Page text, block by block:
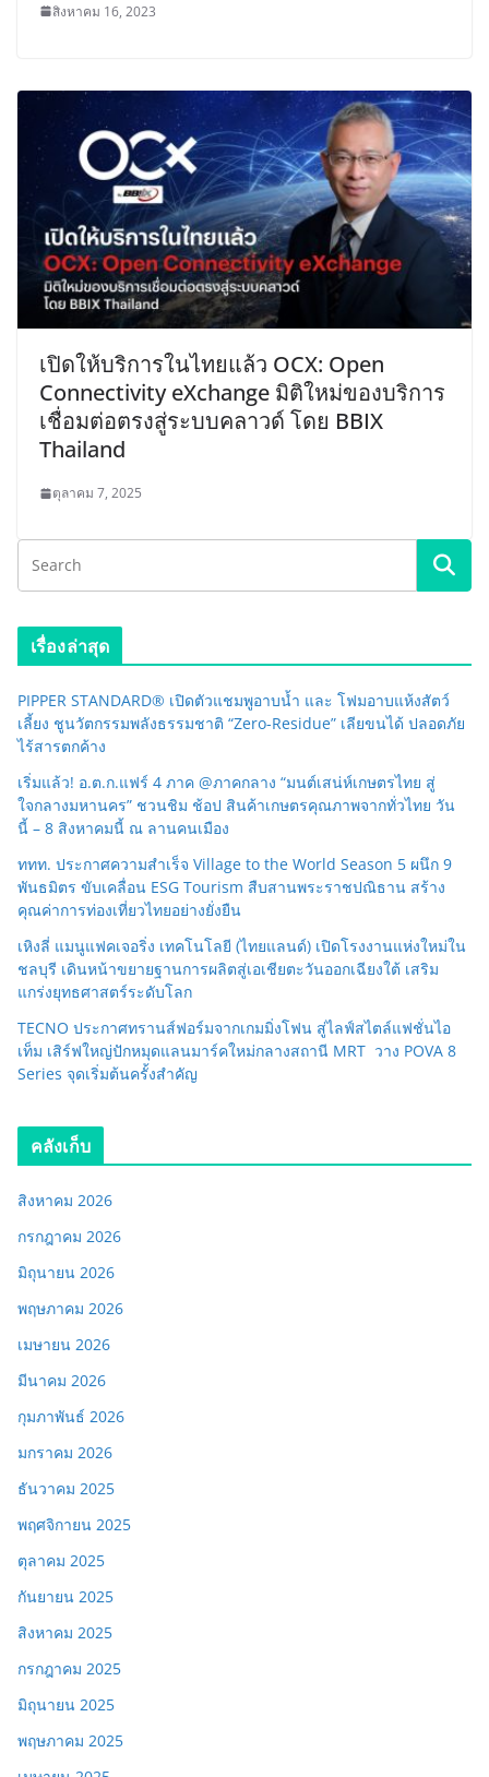
สิงหาคม 16, 2023
เปิดให้บริการในไทยแล้ว OCX: Open
Connectivity eXchange มิติใหม่ของบริการ
เชื่อมต่อตรงสู่ระบบคลาวด์ โดย BBIX
Thailand
ตุลาคม 7, 2025
เรื่องล่าสุด
PIPPER STANDARD® เปิดตัวแชมพูอาบน้ำ และ โฟมอาบแห้งสัตว์
เลี้ยง ชูนวัตกรรมพลังธรรมชาติ “Zero-Residue” เลียขนได้ ปลอดภัย
ไร้สารตกค้าง
เริ่มแล้ว! อ.ต.ก.แฟร์ 4 ภาค @ภาคกลาง “มนต์เสน่ห์เกษตรไทย สู่
ใจกลางมหานคร” ชวนชิม ช้อป สินค้าเกษตรคุณภาพจากทั่วไทย วัน
นี้ – 8 สิงหาคมนี้ ณ ลานคนเมือง
ททท. ประกาศความสำเร็จ Village to the World Season 5 ผนึก 9
พันธมิตร ขับเคลื่อน ESG Tourism สืบสานพระราชปณิธาน สร้าง
คุณค่าการท่องเที่ยวไทยอย่างยั่งยืน
เหิงลี่ แมนูแฟคเจอริ่ง เทคโนโลยี (ไทยแลนด์) เปิดโรงงานแห่งใหม่ใน
ชลบุรี เดินหน้าขยายฐานการผลิตสู่เอเชียตะวันออกเฉียงใต้ เสริม
แกร่งยุทธศาสตร์ระดับโลก
TECNO ประกาศทรานส์ฟอร์มจากเกมมิ่งโฟน สู่ไลฟ์สไตล์แฟชั่นไอ
เท็ม เสิร์ฟใหญ่ปักหมุดแลนมาร์คใหม่กลางสถานี MRT วาง POVA 8
Series จุดเริ่มต้นครั้งสำคัญ
คลังเก็บ
สิงหาคม 2026
กรกฎาคม 2026
มิถุนายน 2026
พฤษภาคม 2026
เมษายน 2026
มีนาคม 2026
กุมภาพันธ์ 2026
มกราคม 2026
ธันวาคม 2025
พฤศจิกายน 2025
ตุลาคม 2025
กันยายน 2025
สิงหาคม 2025
กรกฎาคม 2025
มิถุนายน 2025
พฤษภาคม 2025